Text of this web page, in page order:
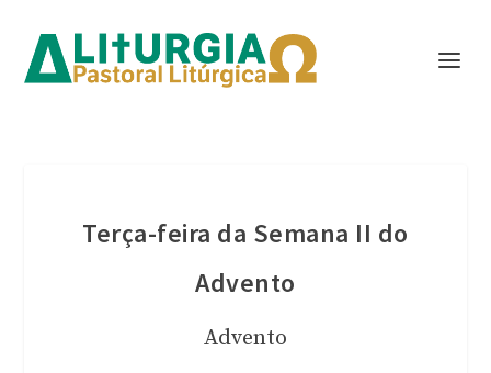
Terça-feira da Semana II do
Advento
Advento